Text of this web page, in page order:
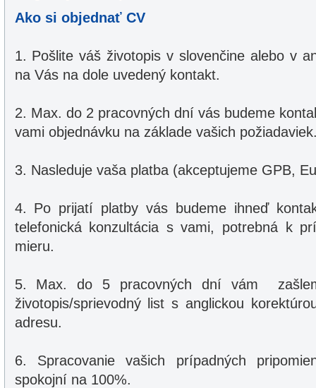
Ako si objednať CV
1. Pošlite váš životopis v slovenčine alebo v
na Vás na dole uvedený kontakt.
2. Max. do 2 pracovných dní vás budeme
vami objednávku na základe vašich
3. Nasleduje vaša platba (akceptujeme GPB,
4. Po prijatí platby vás budeme ihneď
telefonická konzultácia s vami, potrebná k
mieru.
5. Max. do 5 pracovných dní vám
životopis/sprievodný list s anglickou
adresu.
6. Spracovanie vašich prípadných
spokojní na 100%.